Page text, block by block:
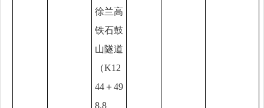
徐兰高
铁石鼓
山隧道
（K12
44＋49
8.8